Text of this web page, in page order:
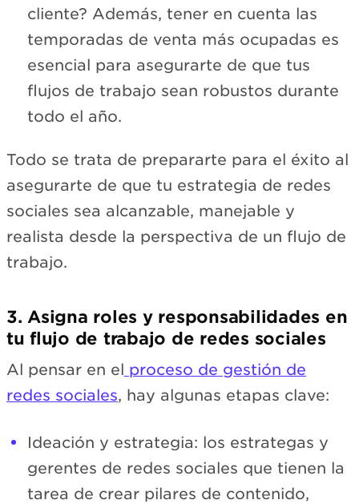
cliente? Además, tener en cuenta las
temporadas de venta más ocupadas es
esencial para asegurarte de que tus
flujos de trabajo sean robustos durante
todo el año.
Todo se trata de prepararte para el éxito al
asegurarte de que tu estrategia de redes
sociales sea alcanzable, manejable y
realista desde la perspectiva de un flujo de
trabajo.
3. Asigna roles y responsabilidades en
tu flujo de trabajo de redes sociales
Al pensar en el proceso de gestión de
redes sociales, hay algunas etapas clave:
Ideación y estrategia: los estrategas y
gerentes de redes sociales que tienen la
tarea de crear pilares de contenido,